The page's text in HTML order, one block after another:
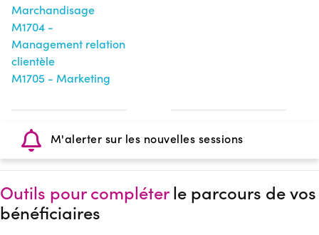
Marchandisage
M1704 -
Management relation
clientèle
M1705 - Marketing
M'alerter sur les nouvelles sessions
Outils pour compléterle parcours de vos
bénéficiaires